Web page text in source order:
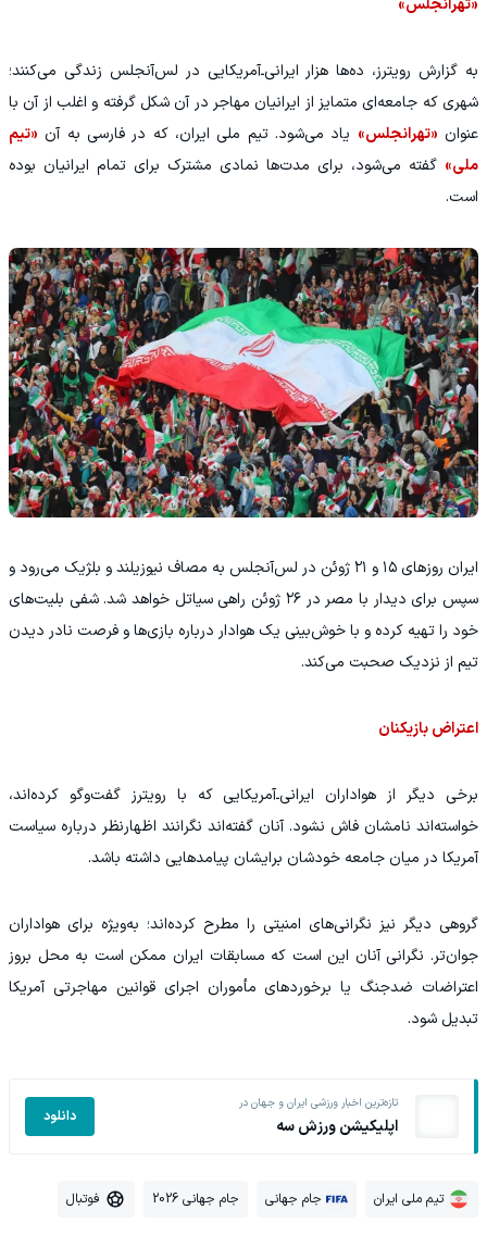
«تهرانجلس»
به گزارش رویترز، ده‌ها هزار ایرانی‌ـ‌آمریکایی در لس‌آنجلس زندگی می‌کنند؛
شهری که جامعه‌ای متمایز از ایرانیان مهاجر در آن شکل گرفته و اغلب از آن با
عنوان «تهرانجلس» یاد می‌شود. تیم ملی ایران، که در فارسی به آن «تیم
ملی» گفته می‌شود، برای مدت‌ها نمادی مشترک برای تمام ایرانیان بوده
است.
ایران روزهای ۱۵ و ۲۱ ژوئن در لس‌آنجلس به مصاف نیوزیلند و بلژیک می‌رود و
سپس برای دیدار با مصر در ۲۶ ژوئن راهی سیاتل خواهد شد. شفی بلیت‌های
خود را تهیه کرده و با خوش‌بینی یک هوادار درباره بازی‌ها و فرصت نادر دیدن
تیم از نزدیک صحبت می‌کند.
اعتراض بازیکنان
برخی دیگر از هواداران ایرانی‌ـ‌آمریکایی که با رویترز گفت‌وگو کرده‌اند،
خواسته‌اند نامشان فاش نشود. آنان گفته‌اند نگرانند اظهارنظر درباره سیاست
آمریکا در میان جامعه خودشان برایشان پیامدهایی داشته باشد.
گروهی دیگر نیز نگرانی‌های امنیتی را مطرح کرده‌اند؛ به‌ویژه برای هواداران
جوان‌تر. نگرانی آنان این است که مسابقات ایران ممکن است به محل بروز
اعتراضات ضدجنگ یا برخوردهای مأموران اجرای قوانین مهاجرتی آمریکا
تبدیل شود.
تازه‌ترین اخبار ورزشی ایران و جهان در
اپلیکیشن ورزش سه دانلود
تیم ملی ایران جام جهانی جام جهانی 2026 فوتبال